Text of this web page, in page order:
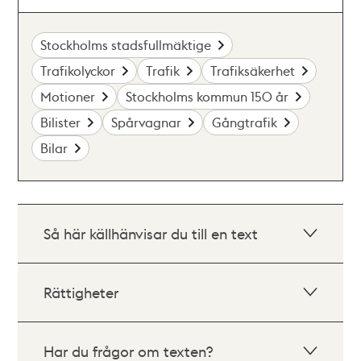
Stockholms stadsfullmäktige
Trafikolyckor
Trafik
Trafiksäkerhet
Motioner
Stockholms kommun 150 år
Bilister
Spårvagnar
Gångtrafik
Bilar
Så här källhänvisar du till en text
Rättigheter
Har du frågor om texten?